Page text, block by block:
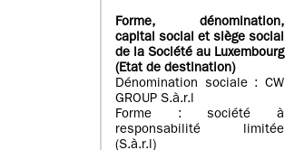
Forme, dénomination,
capital social et siège social
de la Société au Luxembourg
(Etat de destination)
Dénomination sociale : CW
GROUP S.à.r.l
Forme : société à
responsabilité limitée
(S.à.r.l)